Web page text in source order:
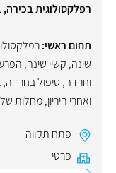
רפלקסולוגית בכירה, בעלת 20
תחום ראשי:
שינה, קשיי שינה,
וחרדה, טיפול בחרדה,
ואחרי היריון,מחלות
פתח תקווה
פרטי